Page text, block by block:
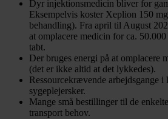
Dyr injektionsmedicin bliver for
Eksempelvis koster Xeplion 150
behandling). Fra april til
at omplacere medicin for ca.
tabt.
Der bruges energi på at omplacere
(det er ikke altid at det lykkedes).
Ressourcekrævende arbejdsgange
sygeplejersker.
Mange små bestillinger til de
transport behov.